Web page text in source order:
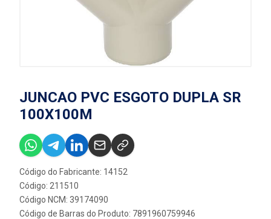
JUNCAO PVC ESGOTO DUPLA SR
100X100M
Código do Fabricante: 14152
Código: 211510
Código NCM: 39174090
Código de Barras do Produto: 7891960759946